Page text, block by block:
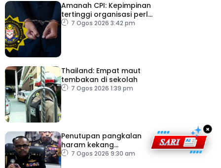
Amanah CPI: Kepimpinan
tertinggi organisasi perlu
pacu reformasi radikal
7 Ogos 2026 3:42 pm
Thailand: Empat maut
tembakan di sekolah
7 Ogos 2026 1:39 pm
Penutupan pangkalan
haram kekang
penyeludupan di
7 Ogos 2026 9:30 am
×